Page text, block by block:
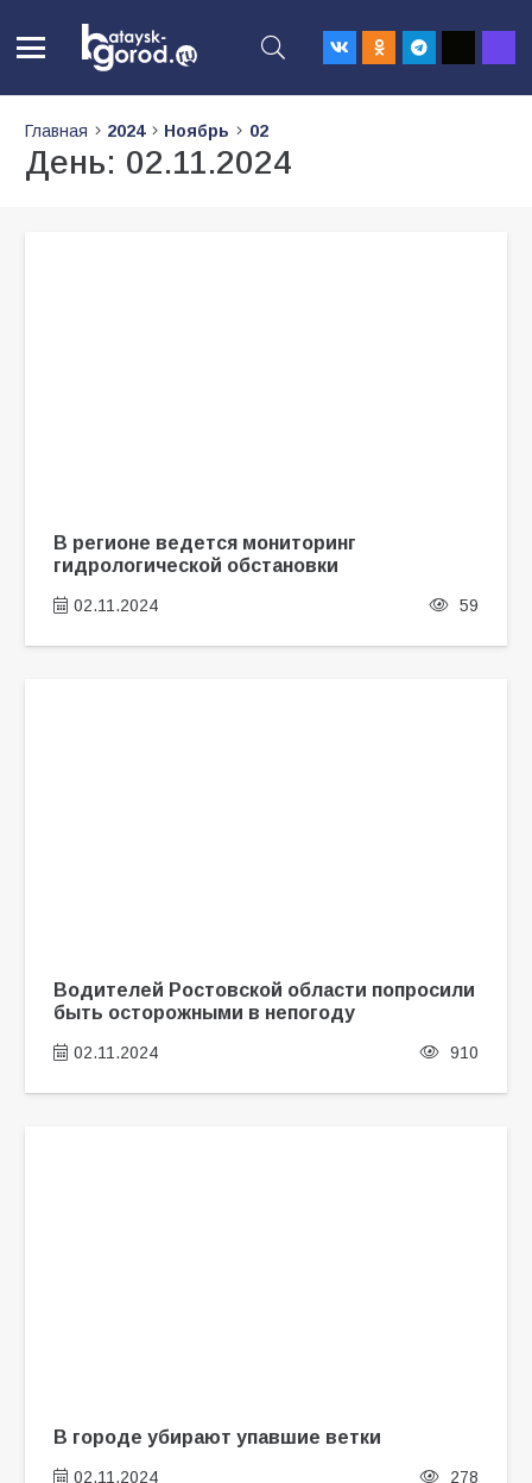
Главная 2024 Ноябрь 02
День: 02.11.2024
В регионе ведется мониторинг
гидрологической обстановки
02.11.2024 59
Водителей Ростовской области попросили
быть осторожными в непогоду
02.11.2024 910
В городе убирают упавшие ветки
02.11.2024 278